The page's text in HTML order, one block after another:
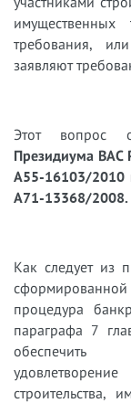
требования,
заявляют
Этот вопрос
Президиума ВАС
А55-16103/2010
А71-13368/2008.
Как следует из
процедура
параграфа 7
обеспечить
строительства,